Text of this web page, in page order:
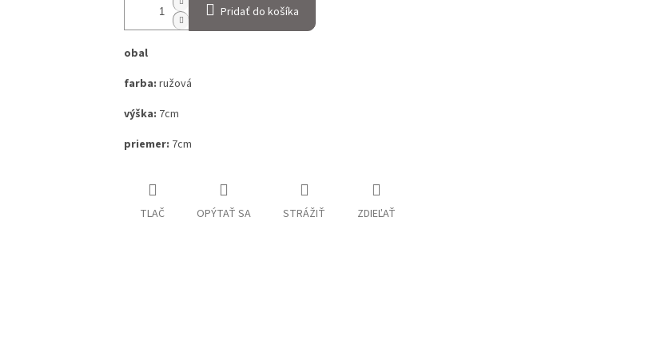
Pridať do košíka
obal
farba: ružová
výška: 7cm
priemer: 7cm
TLAČ OPÝTAŤ SA STRÁŽIŤ ZDIEĽAŤ